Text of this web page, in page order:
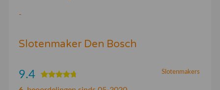
-
Slotenmaker Den Bosch
Slotenmakers
9.4